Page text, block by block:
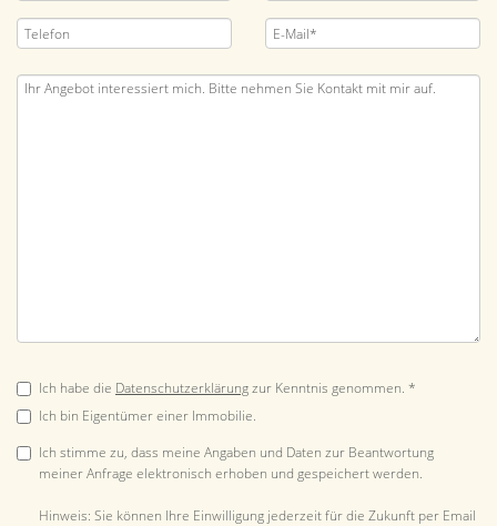
Ich habe die Datenschutzerklärungzur Kenntnis genommen. *
Ich bin Eigentümer einer Immobilie.
Ich stimme zu, dass meine Angaben und Daten zur Beantwortung
meiner Anfrage elektronisch erhoben und gespeichert werden.
Hinweis: Sie können Ihre Einwilligung jederzeit für die Zukunft per Email